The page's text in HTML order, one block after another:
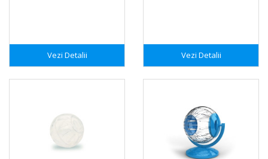
Vezi Detalii Vezi Detalii